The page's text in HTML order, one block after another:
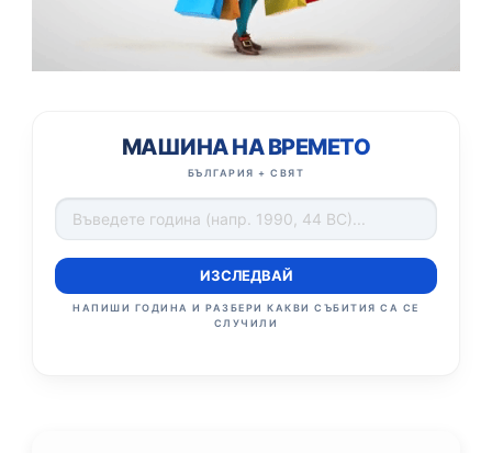
МАШИНА НА ВРЕМЕТО
БЪЛГАРИЯ + СВЯТ
ИЗСЛЕДВАЙ
НАПИШИ ГОДИНА И РАЗБЕРИ КАКВИ СЪБИТИЯ СА СЕ
СЛУЧИЛИ